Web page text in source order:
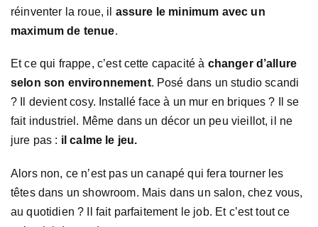
réinventer la roue, il assure le minimum avec un
maximum de tenue.
Et ce qui frappe, c’est cette capacité à changer d’allure
selon son environnement. Posé dans un studio scandi
? Il devient cosy. Installé face à un mur en briques ? Il se
fait industriel. Même dans un décor un peu vieillot, il ne
jure pas : il calme le jeu.
Alors non, ce n’est pas un canapé qui fera tourner les
têtes dans un showroom. Mais dans un salon, chez vous,
au quotidien ? Il fait parfaitement le job. Et c’est tout ce